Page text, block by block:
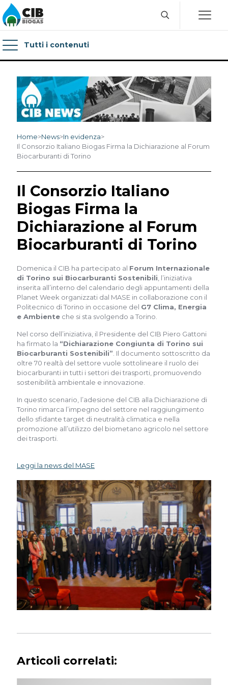
Tutti i contenuti
Home>News>In evidenza>
Il Consorzio Italiano Biogas Firma la Dichiarazione al Forum
Biocarburanti di Torino
Il Consorzio Italiano
Biogas Firma la
Dichiarazione al Forum
Biocarburanti di Torino
Domenica il CIB ha partecipato al Forum Internazionale
di Torino sui Biocarburanti Sostenibili, l’iniziativa
inserita all’interno del calendario degli appuntamenti della
Planet Week organizzati dal MASE in collaborazione con il
Politecnico di Torino in occasione del G7 Clima, Energia
e Ambiente che si sta svolgendo a Torino.
Nel corso dell’iniziativa, il Presidente del CIB Piero Gattoni
ha firmato la “Dichiarazione Congiunta di Torino sui
Biocarburanti Sostenibili”. Il documento sottoscritto da
oltre 70 realtà del settore vuole sottolineare il ruolo dei
biocarburanti in tutti i settori dei trasporti, promuovendo
sostenibilità ambientale e innovazione.
In questo scenario, l’adesione del CIB alla Dichiarazione di
Torino rimarca l’impegno del settore nel raggiungimento
dello sfidante target di neutralità climatica e nella
promozione all’utilizzo del biometano agricolo nel settore
dei trasporti.
Leggi la news del MASE
Articoli correlati: